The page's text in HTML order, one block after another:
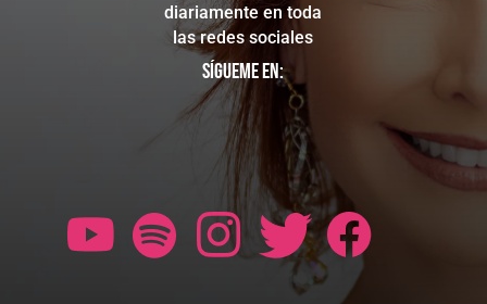
diariamente en toda
las redes sociales
Sígueme en: